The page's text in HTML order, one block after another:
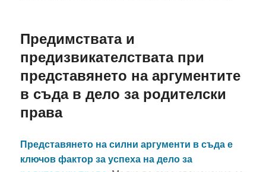
Предимствата и
предизвикателствата при
представянето на аргументите
в съда в дело за родителски
права
Представянето на силни аргументи в съда е
ключов фактор за успеха на дело за